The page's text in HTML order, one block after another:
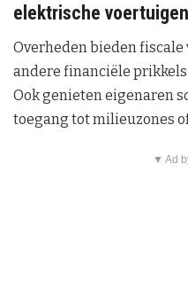
elektrische
Overheden bieden
andere financiële
Ook genieten eigenaren
toegang tot milieuzones
▼ Ad